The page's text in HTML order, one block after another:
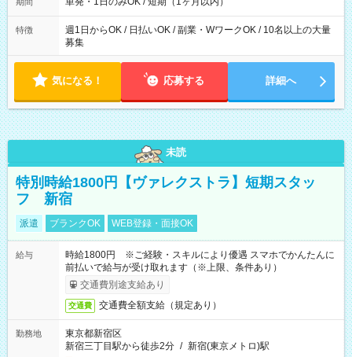
特徴
週1日からOK / 日払いOK / 副業・WワークOK / 10名以上の大量
募集
気になる！ 応募する 詳細へ
未読
特別時給1800円【ヴァレクストラ】短期スタッ
フ 新宿
派遣 ブランクOK WEB登録・面接OK
給与
時給1800円 ※ご経験・スキルにより優遇 スマホでかんたんに
前払いで給与が受け取れます（※上限、条件あり）
交通費別途支給あり
交通費 交通費全額支給（規定あり）
勤務地
東京都新宿区
新宿三丁目駅から徒歩2分 / 新宿(東京メトロ)駅